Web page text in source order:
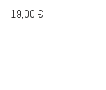
19,00 €